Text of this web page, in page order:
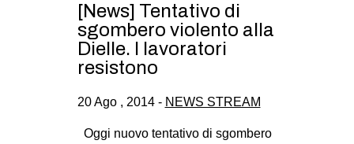
[News] Tentativo di
sgombero violento alla
Dielle. I lavoratori
resistono
20 Ago , 2014 - NEWS STREAM
Oggi nuovo tentativo di sgombero